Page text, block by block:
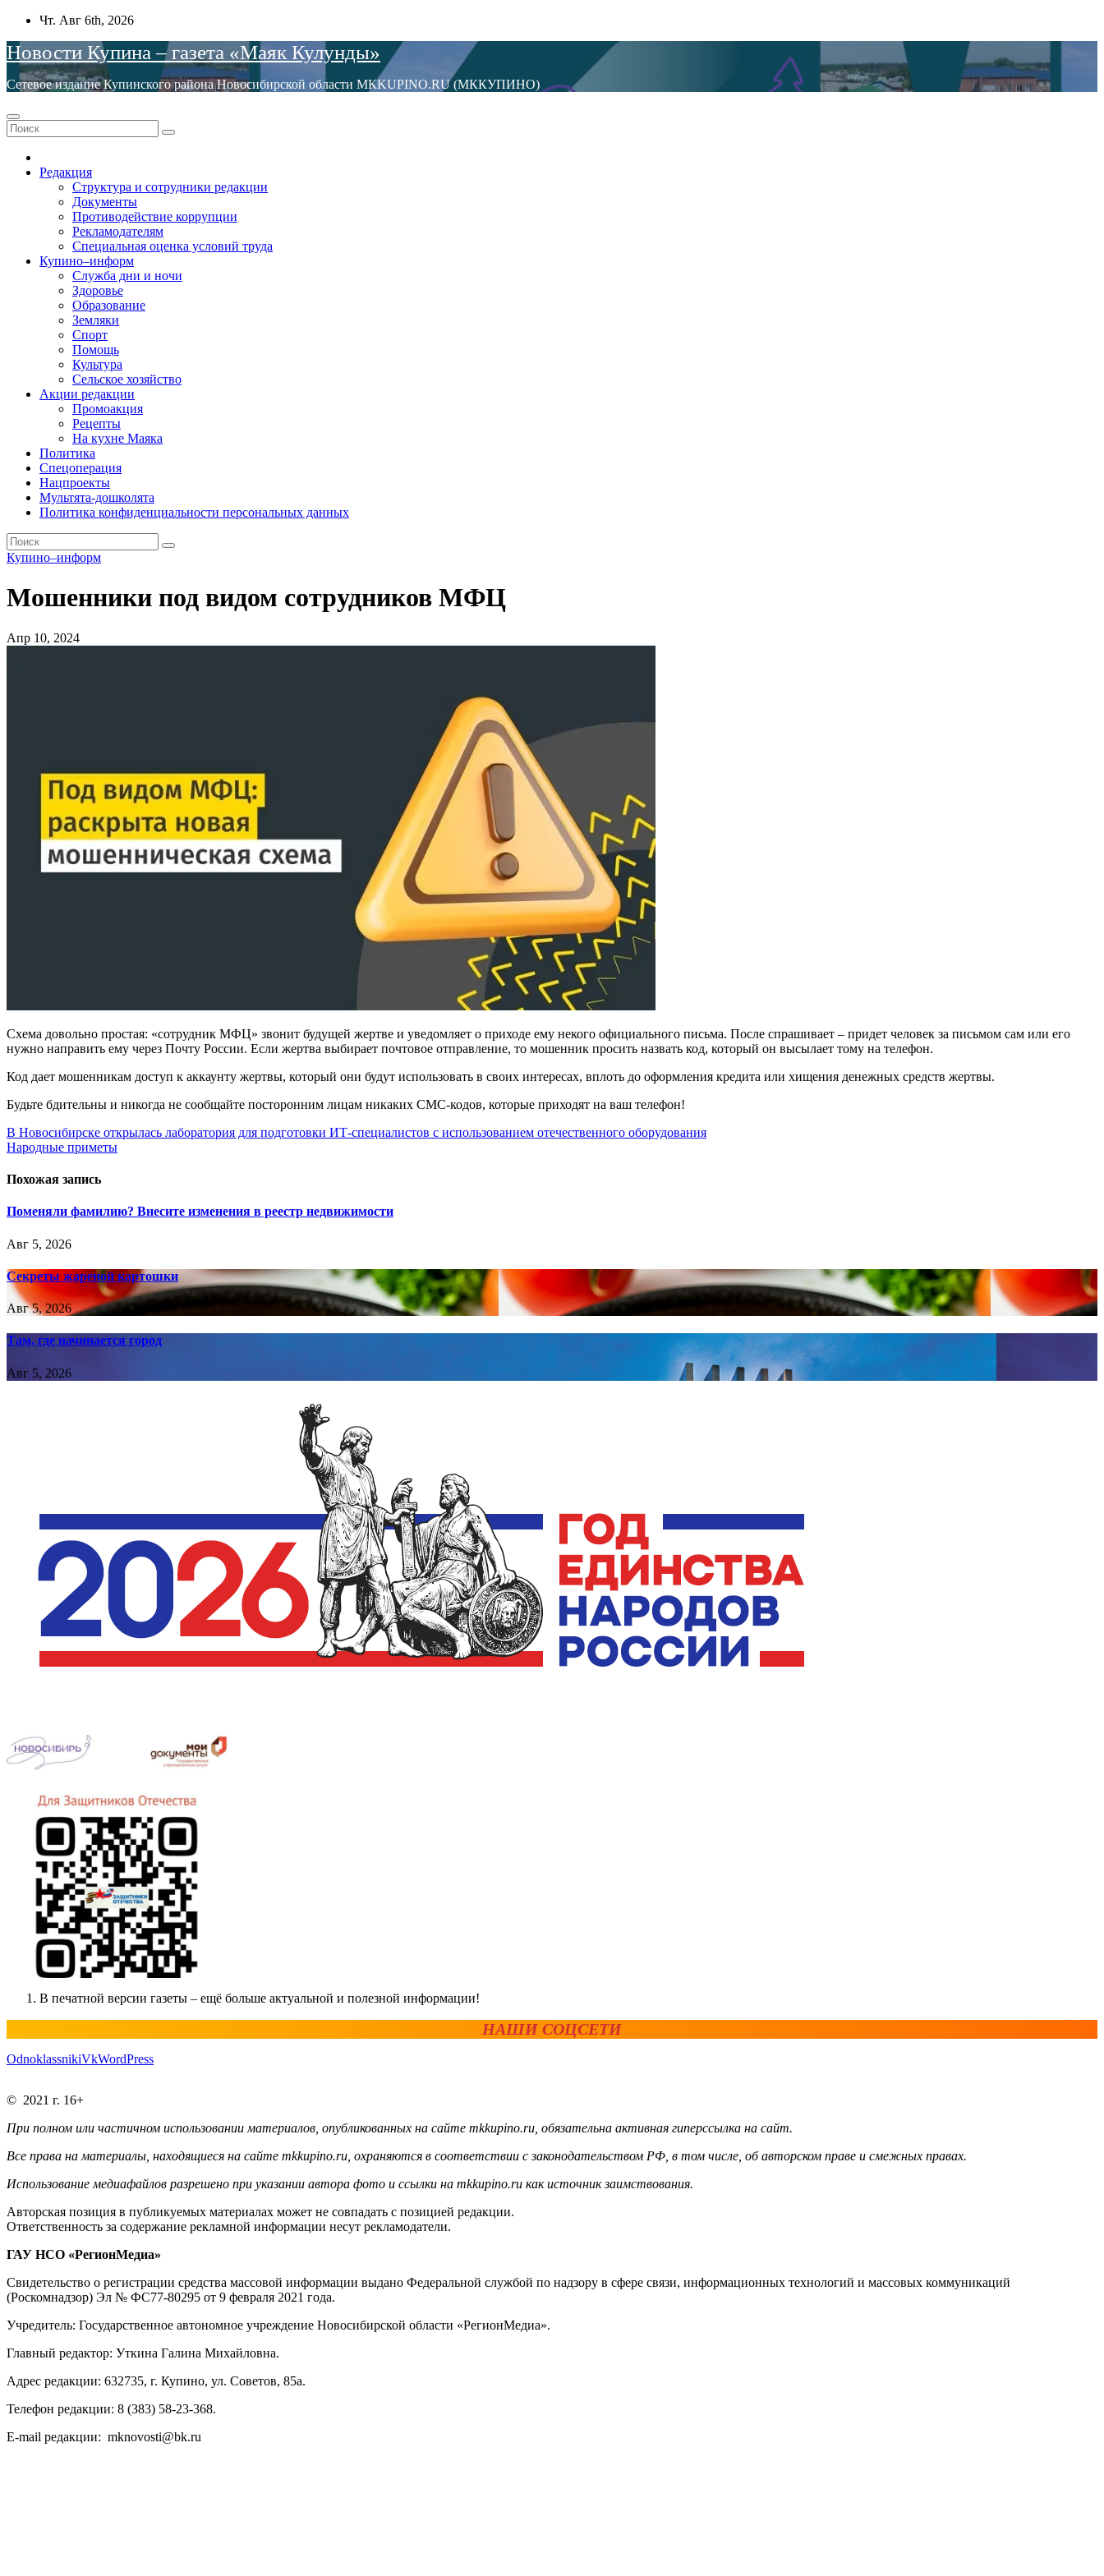
Перейти
содержимому
Чт. Авг 6th, 2026
Новости Купина – газета «Маяк Кулунды»
Сетевое издание Купинского района Новосибирской области МКKUPINO.RU (МККУПИНО)
Редакция
Структура и сотрудники редакции
Документы
Противодействие коррупции
Рекламодателям
Специальная оценка условий труда
Купино–информ
Служба дни и ночи
Здоровье
Образование
Земляки
Спорт
Помощь
Культура
Сельское хозяйство
Акции редакции
Промоакция
Рецепты
На кухне Маяка
Политика
Спецоперация
Нацпроекты
Мультята-дошколята
Политика конфиденциальности персональных данных
Купино–информ
Мошенники под видом сотрудников МФЦ
Апр 10, 2024
Схема довольно простая: «сотрудник МФЦ» звонит будущей жертве и уведомляет о приходе ему некого официального письма. После спрашивает – придет человек за письмом сам или его
нужно направить ему через Почту России. Если жертва выбирает почтовое отправление, то мошенник просить назвать код, который он высылает тому на телефон.
Код дает мошенникам доступ к аккаунту жертвы, который они будут использовать в своих интересах, вплоть до оформления кредита или хищения денежных средств жертвы.
Будьте бдительны и никогда не сообщайте посторонним лицам никаких СМС-кодов, которые приходят на ваш телефон!
Навигация
по
записям
В Новосибирске открылась лаборатория для подготовки ИТ-специалистов с использованием отечественного оборудования
Народные приметы
Похожая запись
Поменяли фамилию? Внесите изменения в реестр недвижимости
Авг 5, 2026
Секреты жареной картошки
Авг 5, 2026
Там, где начинается город
Авг 5, 2026
В печатной версии газеты – ещё больше актуальной и полезной информации!
НАШИ СОЦСЕТИ
OdnoklassnikiVkWordPress
© 2021 г. 16+
При полном или частичном использовании материалов, опубликованных на сайте mkkupino.ru, обязательна активная гиперссылка на сайт.
Все права на материалы, находящиеся на сайте mkkupino.ru, охраняются в соответствии с законодательством РФ, в том числе, об авторском праве и смежных правах.
Использование медиафайлов разрешено при указании автора фото и ссылки на mkkupino.ru как источник заимствования.
Авторская позиция в публикуемых материалах может не совпадать с позицией редакции.
Ответственность за содержание рекламной информации несут рекламодатели.
ГАУ НСО «РегионМедиа»
Свидетельство о регистрации средства массовой информации выдано Федеральной службой по надзору в сфере связи, информационных технологий и массовых коммуникаций
(Роскомнадзор) Эл № ФС77-80295 от 9 февраля 2021 года.
Учредитель: Государственное автономное учреждение Новосибирской области «РегионМедиа».
Главный редактор: Уткина Галина Михайловна.
Адрес редакции: 632735, г. Купино, ул. Советов, 85а.
Телефон редакции: 8 (383) 58-23-368.
E-mail редакции: mknovosti@bk.ru